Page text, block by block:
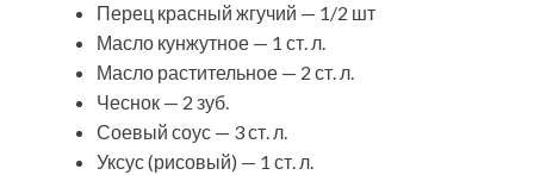
Перец красный жгучий — 1/2 шт
Масло кунжутное — 1 ст. л.
Масло растительное — 2 ст. л.
Чеснок — 2 зуб.
Соевый соус — 3 ст. л.
Уксус (рисовый) — 1 ст. л.